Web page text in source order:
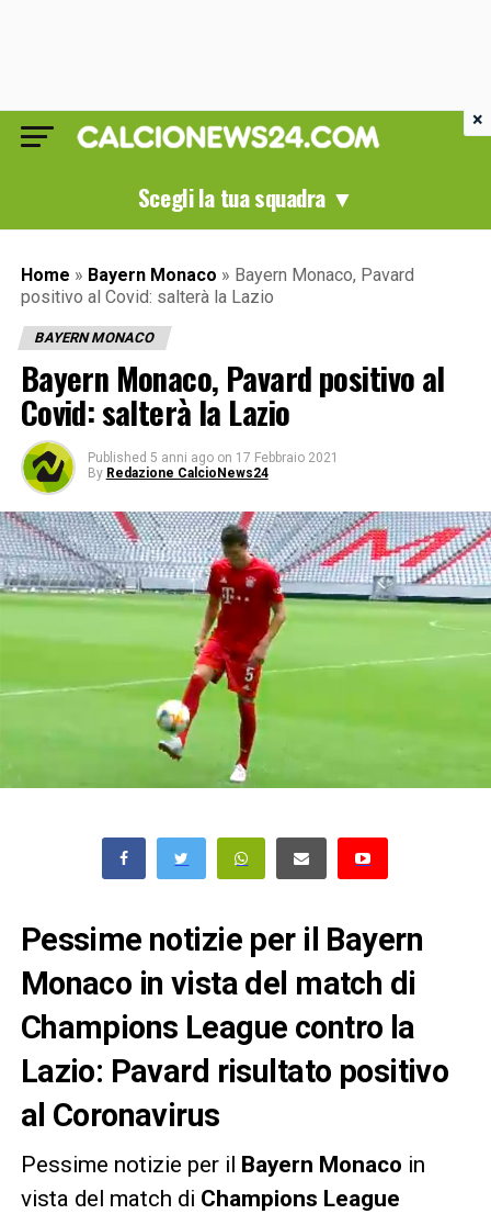
Scegli la tua squadra ▼
Home » Bayern Monaco » Bayern Monaco, Pavard
positivo al Covid: salterà la Lazio
BAYERN MONACO
Bayern Monaco, Pavard positivo al
Covid: salterà la Lazio
Published 5 anni ago on 17 Febbraio 2021
By Redazione CalcioNews24
Pessime notizie per il Bayern
Monaco in vista del match di
Champions League contro la
Lazio: Pavard risultato positivo
al Coronavirus
Pessime notizie per il Bayern Monaco in
vista del match di Champions League
×